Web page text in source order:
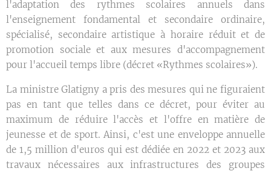
l'adaptation des rythmes scolaires annuels dans
l'enseignement fondamental et secondaire ordinaire,
spécialisé, secondaire artistique à horaire réduit et de
promotion sociale et aux mesures d'accompagnement
pour l'accueil temps libre (décret «Rythmes scolaires»).
La ministre Glatigny a pris des mesures qui ne figuraient
pas en tant que telles dans ce décret, pour éviter au
maximum de réduire l'accès et l'offre en matière de
jeunesse et de sport. Ainsi, c'est une enveloppe annuelle
de 1,5 million d'euros qui est dédiée en 2022 et 2023 aux
travaux nécessaires aux infrastructures des groupes